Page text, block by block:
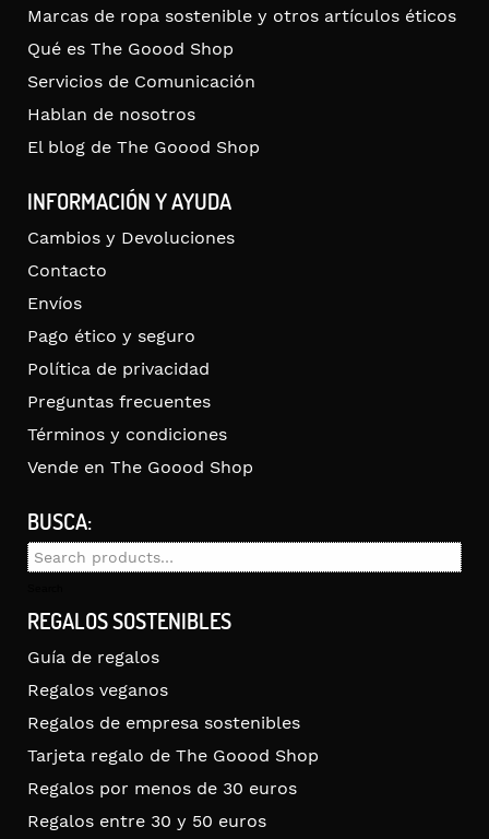
Marcas de ropa sostenible y otros artículos éticos
Qué es The Goood Shop
Servicios de Comunicación
Hablan de nosotros
El blog de The Goood Shop
INFORMACIÓN Y AYUDA
Cambios y Devoluciones
Contacto
Envíos
Pago ético y seguro
Política de privacidad
Preguntas frecuentes
Términos y condiciones
Vende en The Goood Shop
BUSCA:
Search
REGALOS SOSTENIBLES
Guía de regalos
Regalos veganos
Regalos de empresa sostenibles
Tarjeta regalo de The Goood Shop
Regalos por menos de 30 euros
Regalos entre 30 y 50 euros